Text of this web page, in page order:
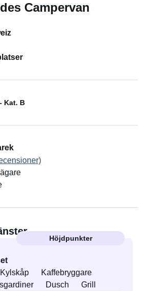
Campervan
Kat. B
Höjdpunkter
Kylskåp
Kaffebryggare
Dusch
Grill